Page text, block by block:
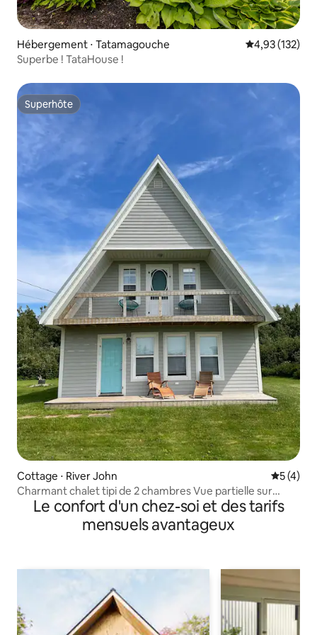
Hébergement ⋅ Tatamagouche Évaluation
4,93 (132)
Superbe ! TataHouse !
Superhôte
Superhôte
Cottage ⋅ River John
5 (4)
Charmant chalet tipi de 2 chambres Vue partielle sur
l'océan
Le confort d'un chez-soi et des tarifs
mensuels avantageux